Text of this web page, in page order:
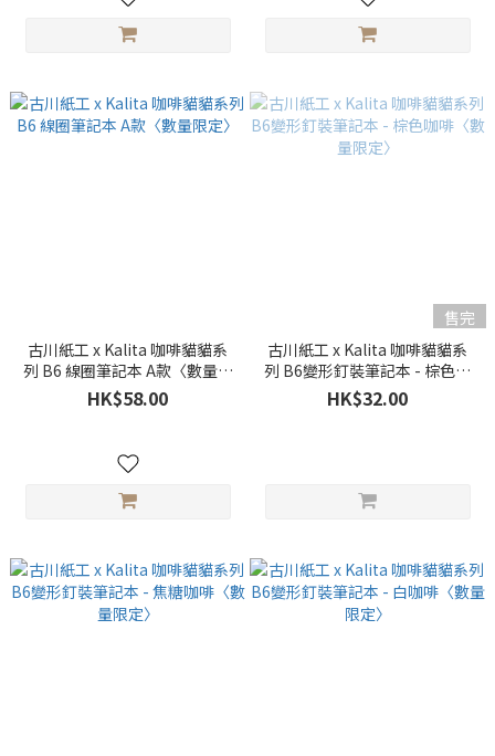
古川紙工 x Kalita 咖啡貓貓系
列 B6 線圈筆記本 A款〈數量限
定〉
HK$58.00
售完
古川紙工 x Kalita 咖啡貓貓系
列 B6變形釘裝筆記本 - 棕色咖
啡〈數量限定〉
HK$32.00